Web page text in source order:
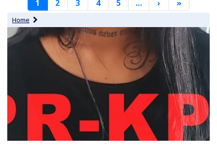
1 2 3 4 5 … › Volgende
pagina
»
pagina
Home